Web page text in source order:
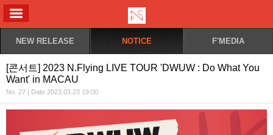
NEW RELEASE NOTICE F'MEDIA
[콘서트] 2023 N.Flying LIVE TOUR 'DWUW : Do What You
Want' in MACAU
No. 27 | Date 2023.03.23 19:00